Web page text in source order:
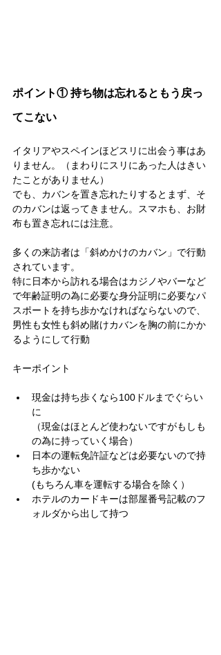
ポイント① 持ち物は忘れるともう戻っ
てこない
イタリアやスペインほどスリに出会う事はあ
りません。（まわりにスリにあった人はきい
たことがありません）
でも、カバンを置き忘れたりするとまず、そ
のカバンは返ってきません。スマホも、お財
布も置き忘れには注意。
多くの来訪者は「斜めかけのカバン」で行動
されています。
特に日本から訪れる場合はカジノやバーなど
で年齢証明の為に必要な身分証明に必要なパ
スポートを持ち歩かなければならないので、
男性も女性も斜め賭けカバンを胸の前にかか
るようにして行動
キーポイント
現金は持ち歩くなら100ドルまでぐらい
に
（現金はほとんど使わないですがもしも
の為に持っていく場合）
日本の運転免許証などは必要ないので持
ち歩かない
(もちろん車を運転する場合を除く）
ホテルのカードキーは部屋番号記載のフ
ォルダから出して持つ